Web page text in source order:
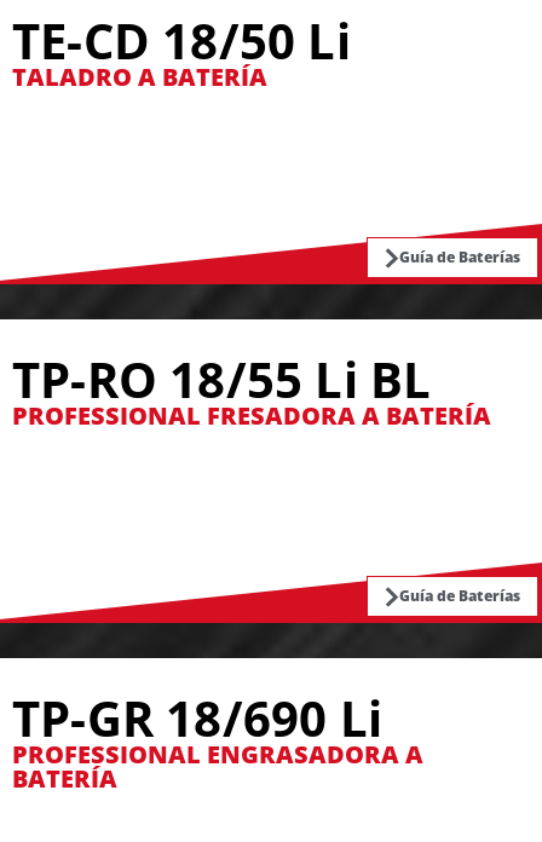
TE-CD 18/50 Li
TALADRO A BATERÍA
Guía de Baterías
TP-RO 18/55 Li BL
PROFESSIONAL FRESADORA A BATERÍA
Guía de Baterías
TP-GR 18/690 Li
PROFESSIONAL ENGRASADORA A
BATERÍA